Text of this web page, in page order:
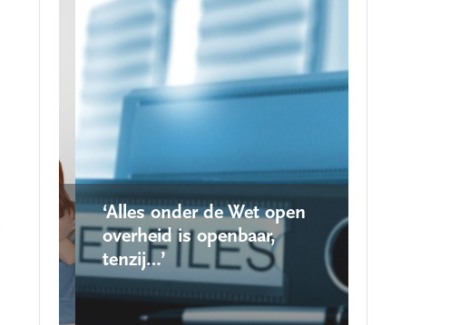
‘Alles onder de Wet open
overheid is openbaar,
tenzij…’